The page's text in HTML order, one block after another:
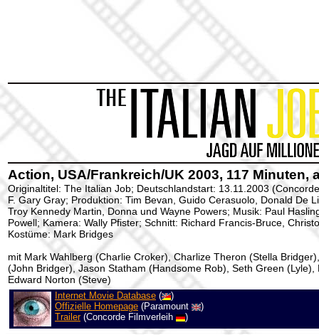
Action, USA/Frankreich/UK 2003, 117 Minuten,
Originaltitel: The Italian Job; Deutschlandstart: 13.11.2003
F. Gary Gray; Produktion: Tim Bevan, Guido Cerasuolo, Donald De
Troy Kennedy Martin, Donna und Wayne Powers; Musik: Paul
Powell; Kamera: Wally Pfister; Schnitt: Richard Francis-Bruce,
Kostüme: Mark Bridges
mit Mark Wahlberg (Charlie Croker), Charlize Theron (Stella
(John Bridger), Jason Statham (Handsome Rob), Seth Green (Lyle),
Edward Norton (Steve)
Internet Movie Database (
)
Offizielle Homepage (Paramount
)
Trailer(Concorde Filmverleih )